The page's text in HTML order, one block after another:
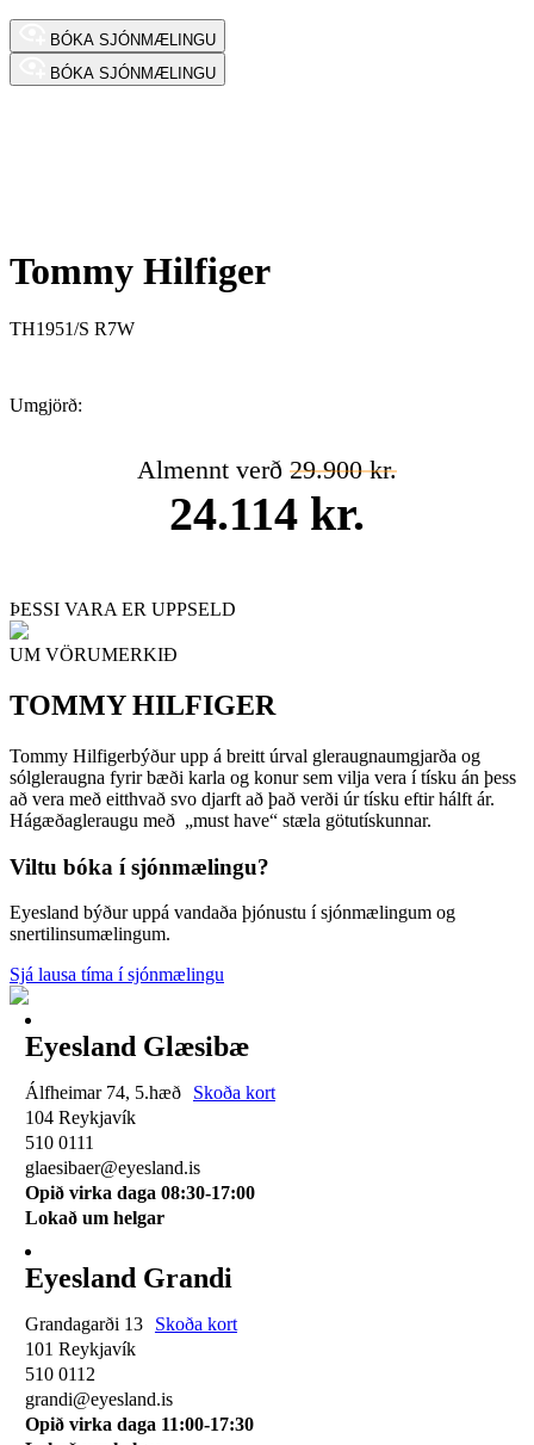
BÓKA SJÓNMÆLINGU
BÓKA SJÓNMÆLINGU
Tommy Hilfiger
TH1951/S R7W
Umgjörð:
Almennt verð 29.900 kr.
24.114 kr.
ÞESSI VARA ER UPPSELD
UM VÖRUMERKIÐ
TOMMY HILFIGER
Tommy Hilfigerbýður upp á breitt úrval gleraugnaumgjarða og
sólgleraugna fyrir bæði karla og konur sem vilja vera í tísku án þess
að vera með eitthvað svo djarft að það verði úr tísku eftir hálft ár.
Hágæðagleraugu með „must have“ stæla götutískunnar.
Viltu bóka í sjónmælingu?
Eyesland býður uppá vandaða þjónustu í sjónmælingum og
snertilinsumælingum.
Sjá lausa tíma í sjónmælingu
Eyesland Glæsibæ
Álfheimar 74, 5.hæð
Skoða kort
104 Reykjavík
510 0111
glaesibaer@eyesland.is
Opið virka daga 08:30-17:00
Lokað um helgar
Eyesland Grandi
Grandagarði 13
Skoða kort
101 Reykjavík
510 0112
grandi@eyesland.is
Opið virka daga 11:00-17:30